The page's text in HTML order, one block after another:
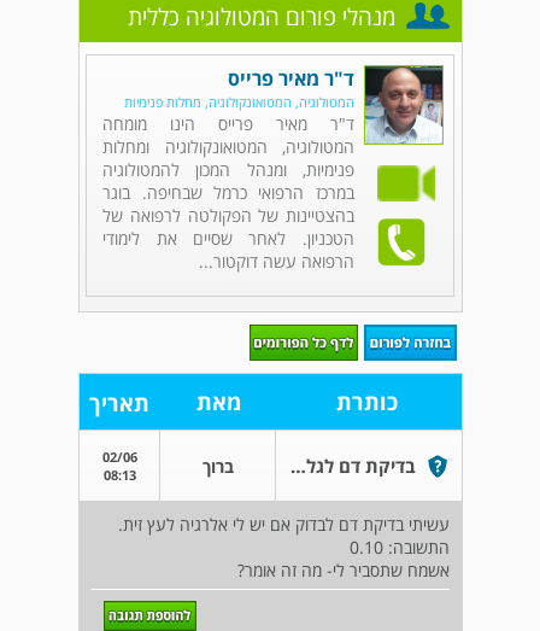
מנהלי פורום המטולוגיה כללית
ד"ר מאיר פרייס
המטולוגיה, המטואונקולוגיה, מחלות פנימיות
ד"ר מאיר פרייס הינו מומחה
המטולוגיה, המטואונקולוגיה ומחלות
פנימיות, ומנהל המכון להמטולוגיה
במרכז הרפואי כרמל שבחיפה. בוגר
בהצטיינות של הפקולטה לרפואה של
הטכניון. לאחר שסיים את לימודי
הרפואה עשה דוקטור...
כותרת מאת תאריך
בדיקת דם לגלות אלרגיה ברוך
02/06
08:13
עשיתי בדיקת דם לבדוק אם יש לי אלרגיה לעץ זית.
התשובה: 0.10
אשמח שתסביר לי- מה זה אומר?